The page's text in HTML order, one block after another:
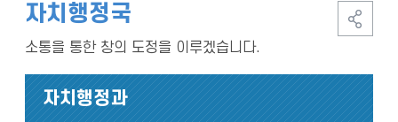
자치행정국
소통을 통한 창의 도정을 이루겠습니다.
자치행정과